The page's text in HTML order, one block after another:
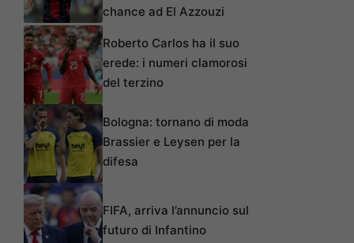
chance ad El Azzouzi
Roberto Carlos ha il suo
erede: i numeri clamorosi
del terzino
Bologna: tornano di moda
Brassier e Leysen per la
difesa
FIFA, arriva l’annuncio sul
futuro di Infantino